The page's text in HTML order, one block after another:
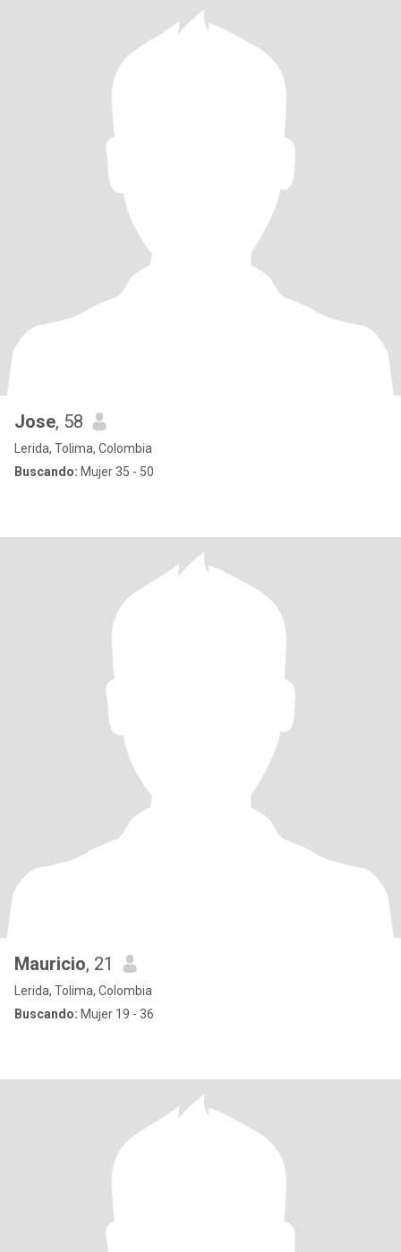
Jose, 58
Lerida, Tolima, Colombia
Buscando: Mujer 35 - 50
Mauricio, 21
Lerida, Tolima, Colombia
Buscando: Mujer 19 - 36